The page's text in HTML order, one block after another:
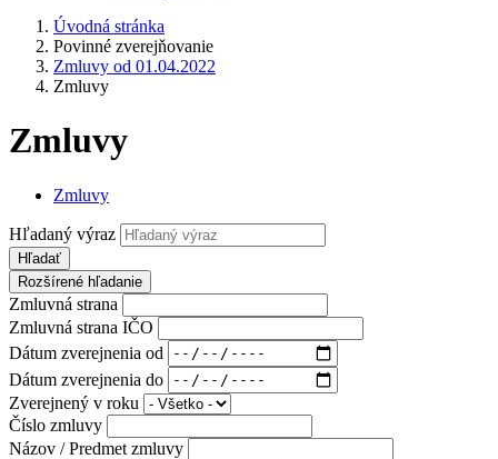
Úvodná stránka
Povinné zverejňovanie
Zmluvy od 01.04.2022
Zmluvy
Zmluvy
Zmluvy
Hľadaný výraz
Hľadať
Rozšírené hľadanie
Zmluvná strana
Zmluvná strana IČO
Dátum zverejnenia od
Dátum zverejnenia do
Zverejnený v roku
Číslo zmluvy
Názov / Predmet zmluvy